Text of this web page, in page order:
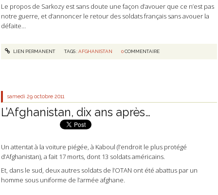
Le propos de Sarkozy est sans doute une façon d’avouer que ce n’est pas
notre guerre, et d’annoncer le retour des soldats français sans avouer la
défaite…
LIEN PERMANENT TAGS :AFGHANISTAN 0COMMENTAIRE
samedi 29 octobre 2011
L’Afghanistan, dix ans après…
Un attentat à la voiture piégée, à Kaboul (l’endroit le plus protégé
d’Afghanistan), a fait 17 morts, dont 13 soldats américains.
Et, dans le sud, deux autres soldats de l’OTAN ont été abattus par un
homme sous uniforme de l’armée afghane.